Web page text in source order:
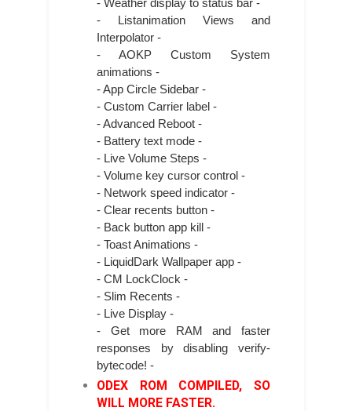
- Weather display to status bar -
- Listanimation Views and
Interpolator -
- AOKP Custom System
animations -
- App Circle Sidebar -
- Custom Carrier label -
- Advanced Reboot -
- Battery text mode -
- Live Volume Steps -
- Volume key cursor control -
- Network speed indicator -
- Clear recents button -
- Back button app kill -
- Toast Animations -
- LiquidDark Wallpaper app -
- CM LockClock -
- Slim Recents -
- Live Display -
- Get more RAM and faster
responses by disabling verify-
bytecode! -
ODEX ROM COMPILED, SO
WILL MORE FASTER.